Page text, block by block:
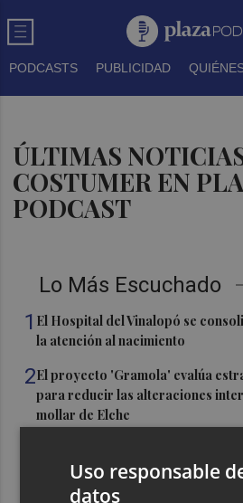
PODCASTS PUBLICIDAD
ÚLTIMAS
COSTUMER EN
PODCAST
Lo Más Escuchado
1 El Hospital del Vinalopó se
la atención al nacimiento
2El proyecto 'Gramola' evalúa
para reducir las alteraciones
mollar de Elche
festival Epicentro de Mula
Uso responsable
datos